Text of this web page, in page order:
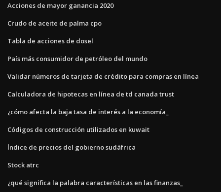
Acciones de mayor ganancia 2020
Crudo de aceite de palma cpo
Tabla de acciones de dosel
País más consumidor de petróleo del mundo
Validar números de tarjeta de crédito para compras en línea
Calculadora de hipotecas en línea de td canada trust
¿cómo afecta la baja tasa de interés a la economía_
Códigos de construcción utilizados en kuwait
Índice de precios del gobierno sudáfrica
Stock atrc
¿qué significa la palabra características en las finanzas_